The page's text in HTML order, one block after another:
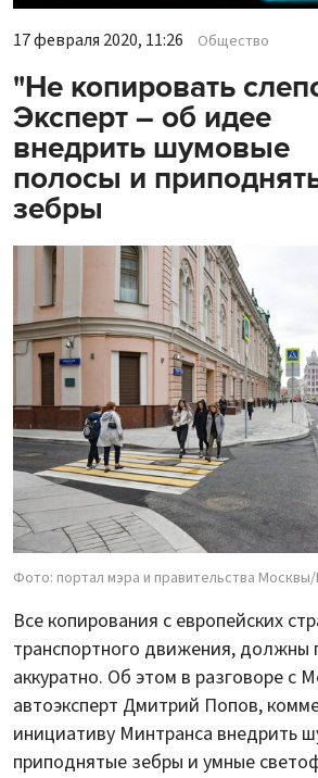
17 февраля 2020, 11:26 Общество
"Не копировать
Эксперт – об идее
внедрить шумовые
полосы и
зебры
Фото: портал мэра и правительства Москвы/
Все копирования с европейских
транспортного движения, должны
аккуратно. Об этом в разговоре с
автоэксперт Дмитрий Попов,
инициативу Минтранса внедрить
приподнятые зебры и умные